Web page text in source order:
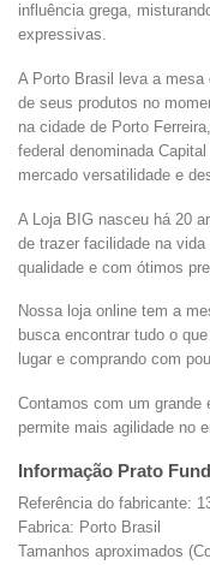
influência grega,
expressivas.
A Porto Brasil leva a mesa
de seus produtos no
na cidade de Porto
federal denominada
mercado versatilidade e
A Loja BIG nasceu há 20
de trazer facilidade na
qualidade e com ótimos
Nossa loja online tem a
busca encontrar tudo o
lugar e comprando com
Contamos com um grande
permite mais agilidade no
Informação Prato
Referência do fabricante:
Fabrica: Porto Brasil
Tamanhos aproximados